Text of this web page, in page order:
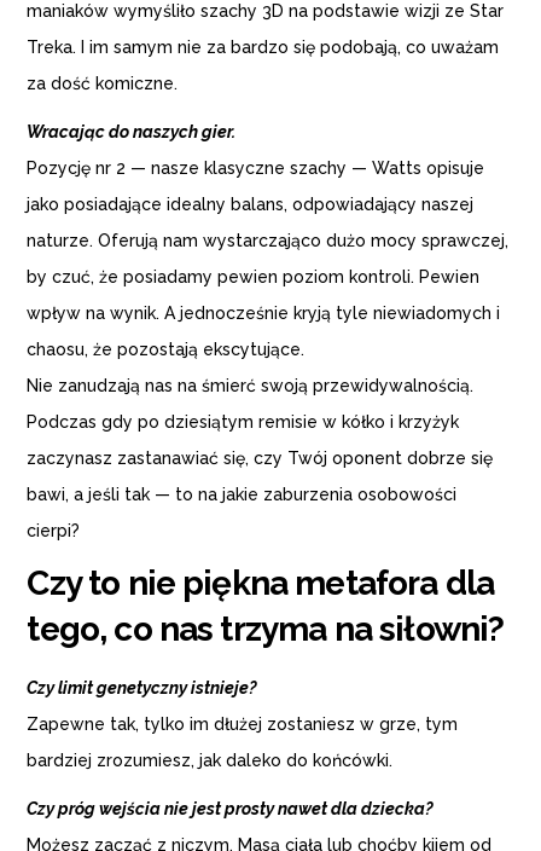
maniaków wymyśliło szachy 3D na podstawie wizji ze Star
Treka. I im samym nie za bardzo się podobają, co uważam
za dość komiczne.
Wracając do naszych gier.
Pozycję nr 2 — nasze klasyczne szachy — Watts opisuje
jako posiadające idealny balans, odpowiadający naszej
naturze. Oferują nam wystarczająco dużo mocy sprawczej,
by czuć, że posiadamy pewien poziom kontroli. Pewien
wpływ na wynik. A jednocześnie kryją tyle niewiadomych i
chaosu, że pozostają ekscytujące.
Nie zanudzają nas na śmierć swoją przewidywalnością.
Podczas gdy po dziesiątym remisie w kółko i krzyżyk
zaczynasz zastanawiać się, czy Twój oponent dobrze się
bawi, a jeśli tak — to na jakie zaburzenia osobowości
cierpi?
Czy to nie piękna metafora dla
tego, co nas trzyma na siłowni?
Czy limit genetyczny istnieje?
Zapewne tak, tylko im dłużej zostaniesz w grze, tym
bardziej zrozumiesz, jak daleko do końcówki.
Czy próg wejścia nie jest prosty nawet dla dziecka?
Możesz zacząć z niczym. Masą ciała lub choćby kijem od